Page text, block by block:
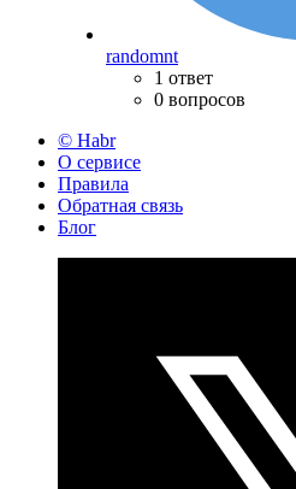
randomnt
1 ответ
0 вопросов
© Habr
О сервисе
Правила
Обратная связь
Блог